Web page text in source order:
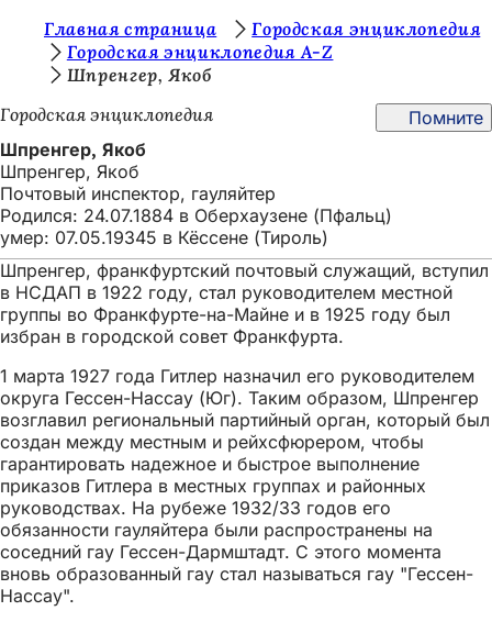
Перейти к содержимому
з
д
е
с
ь
:
Главная страница
Городская энциклопедия
Городская энциклопедия A-Z
Шпренгер, Якоб
Городская энциклопедия
Помните
Шпренгер, Якоб
Шпренгер, Якоб
Почтовый инспектор, гауляйтер
Родился: 24.07.1884 в Оберхаузене (Пфальц)
умер: 07.05.19345 в Кёссене (Тироль)
Шпренгер, франкфуртский почтовый служащий, вступил
в НСДАП в 1922 году, стал руководителем местной
группы во Франкфурте-на-Майне и в 1925 году был
избран в городской совет Франкфурта.
1 марта 1927 года Гитлер назначил его руководителем
округа Гессен-Нассау (Юг). Таким образом, Шпренгер
возглавил региональный партийный орган, который был
создан между местным и рейхсфюрером, чтобы
гарантировать надежное и быстрое выполнение
приказов Гитлера в местных группах и районных
руководствах. На рубеже 1932/33 годов его
обязанности гауляйтера были распространены на
соседний гау Гессен-Дармштадт. С этого момента
вновь образованный гау стал называться гау "Гессен-
Нассау".